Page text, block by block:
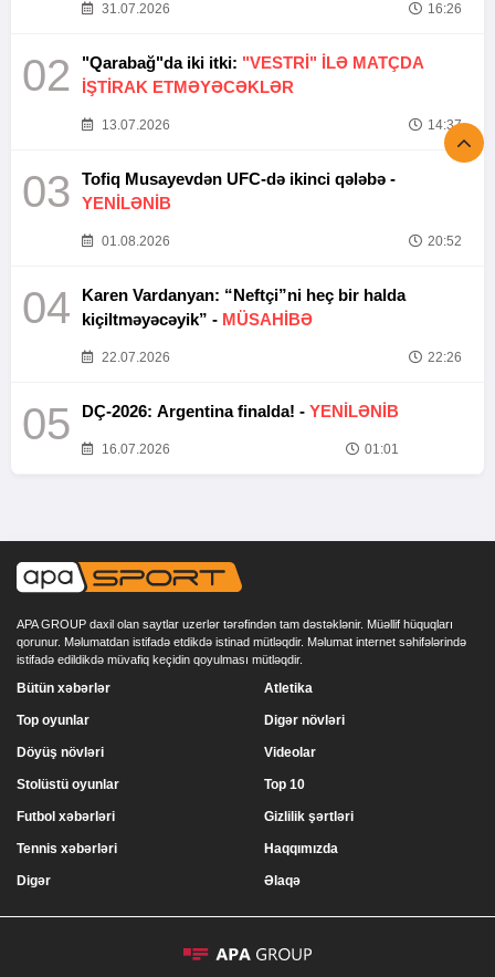
31.07.2026 16:26
02 "Qarabağ"da iki itki: "VESTRİ" İLƏ MATÇDA
İŞTİRAK ETMƏYƏCƏKLƏR
13.07.2026 14:37
03
Tofiq Musayevdən UFC-də ikinci qələbə -
YENİLƏNİB
01.08.2026 20:52
04
Karen Vardanyan: “Neftçi”ni heç bir halda
kiçiltməyəcəyik” - MÜSAHİBƏ
22.07.2026 22:26
05 DÇ-2026: Argentina finalda! - YENİLƏNİB
16.07.2026 01:01
APA GROUP daxil olan saytlar uzerlər tərəfindən tam dəstəklənir. Müəllif hüquqları
qorunur. Məlumatdan istifadə etdikdə istinad mütləqdir. Məlumat internet səhifələrində
istifadə edildikdə müvafiq keçidin qoyulması mütləqdir.
Bütün xəbərlər
Top oyunlar
Döyüş növləri
Stolüstü oyunlar
Atletika
Digər növləri
Videolar
Top 10
Futbol xəbərləri
Tennis xəbərləri
Digər
Gizlilik şərtləri
Haqqımızda
Əlaqə